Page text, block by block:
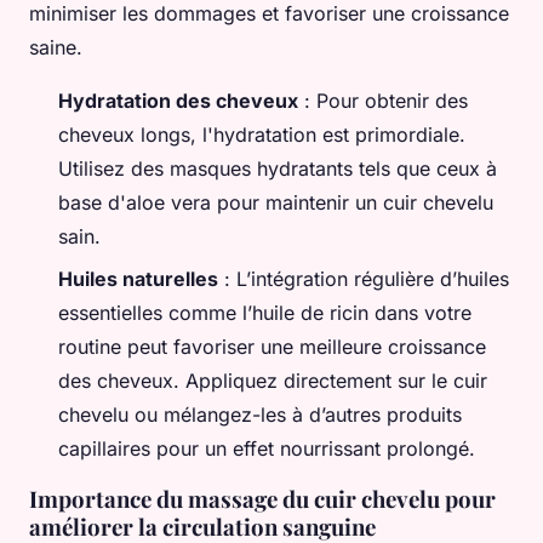
minimiser les dommages et favoriser une croissance
saine.
Hydratation des cheveux : Pour obtenir des
cheveux longs, l'hydratation est primordiale.
Utilisez des masques hydratants tels que ceux à
base d'aloe vera pour maintenir un cuir chevelu
sain.
Huiles naturelles : L’intégration régulière d’huiles
essentielles comme l’huile de ricin dans votre
routine peut favoriser une meilleure croissance
des cheveux. Appliquez directement sur le cuir
chevelu ou mélangez-les à d’autres produits
capillaires pour un effet nourrissant prolongé.
Importance du massage du cuir chevelu pour
améliorer la circulation sanguine